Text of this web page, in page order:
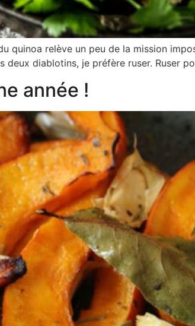
quinoa relève un peu de la mission
diablotins, je préfère ruser. Ruser
année !